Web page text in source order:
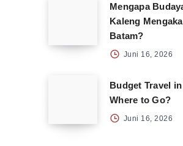
Mengapa
Kaleng
Batam?
Juni 16, 2026
Budget Travel
Where to Go?
Juni 16, 2026